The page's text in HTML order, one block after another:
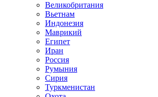
Великобритания
Вьетнам
Индонезия
Маврикий
Египет
Иран
Россия
Румыния
Сирия
Туркменистан